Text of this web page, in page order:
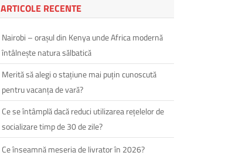
ARTICOLE RECENTE
Nairobi – orașul din Kenya unde Africa modernă
întâlnește natura sălbatică
Merită să alegi o stațiune mai puțin cunoscută
pentru vacanța de vară?
Ce se întâmplă dacă reduci utilizarea rețelelor de
socializare timp de 30 de zile?
Ce înseamnă meseria de livrator în 2026?